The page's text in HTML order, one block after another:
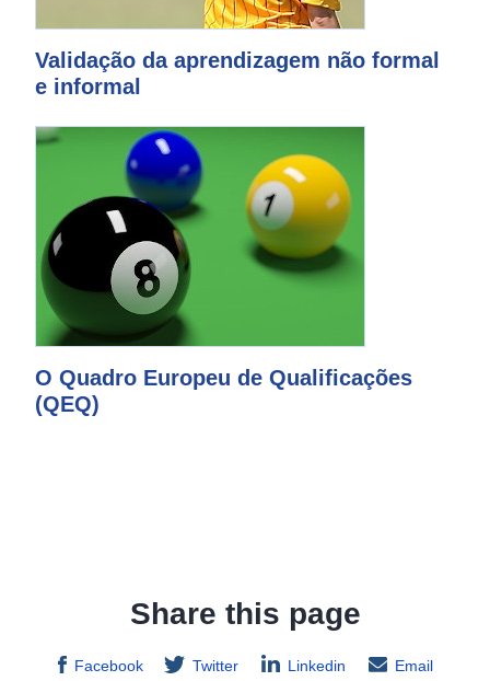
Validação da aprendizagem não formal
e informal
O Quadro Europeu de Qualificações
(QEQ)
Share this page
Facebook Twitter Linkedin Email